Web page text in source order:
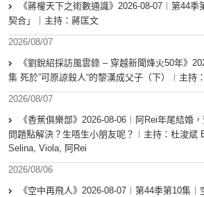
《蔣權天下之術數通識》2026-08-07︱第44
契合」｜主持：蔣匡文
2026/08/07
《劉銳紹採訪風雲錄 – 穿越新聞烽火50年》
集 死於”可原諒殺人“的黎漢成父子（下）︱主持
2026/08/07
《香蕉俱樂部》2026-08-06︱阿Rei年尾結婚
問題點解決？生唔生小朋友呢？︱主持：杜浚斌
Selina, Viola, 阿Rei
2026/08/06
《空中再飛人》2026-08-07︱第44季第10集